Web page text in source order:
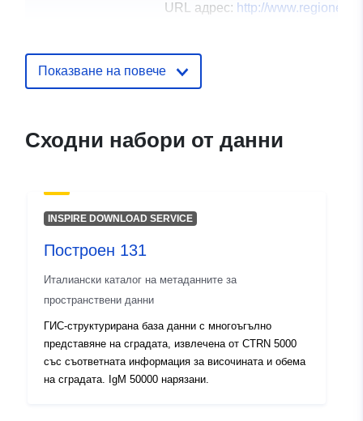
URL адрес: http://
запис:
December 2021
Актуализирана на
Пространствени
Координати:
Тип: Polygon
Идентификатор
и:
m7741-cc-i9375
Показване на повече
Сходни набори от данни
INSPIRE DOWNLOAD SERVICE
Построен 131
Италиански каталог на метаданните за
пространствени данни
ГИС-структурирана база данни с многоъгълно
представяне на сградата, извлечена от CTRN 5000
със съответната информация за височината и обема
на сградата. IgM 50000 нарязани.